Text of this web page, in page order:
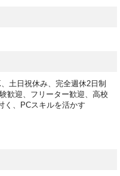
ールにてご案内
土日祝休み、完全週休2日制
歓迎、フリーター歓迎、高校
く、PCスキルを活かす